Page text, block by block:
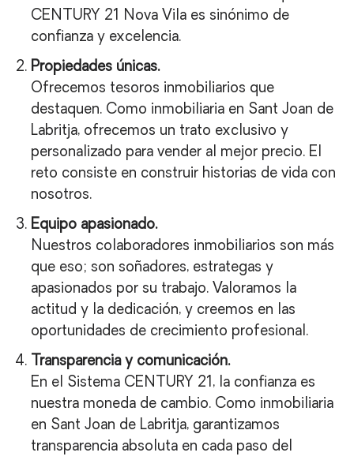
CENTURY 21 Nova Vila es sinónimo de
confianza y excelencia.
Propiedades únicas.
Ofrecemos tesoros inmobiliarios que
destaquen. Como inmobiliaria en Sant Joan de
Labritja, ofrecemos un trato exclusivo y
personalizado para vender al mejor precio. El
reto consiste en construir historias de vida con
nosotros.
Equipo apasionado.
Nuestros colaboradores inmobiliarios son más
que eso; son soñadores, estrategas y
apasionados por su trabajo. Valoramos la
actitud y la dedicación, y creemos en las
oportunidades de crecimiento profesional.
Transparencia y comunicación.
En el Sistema CENTURY 21, la confianza es
nuestra moneda de cambio. Como inmobiliaria
en Sant Joan de Labritja, garantizamos
transparencia absoluta en cada paso del